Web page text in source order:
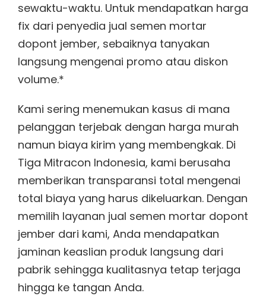
sewaktu-waktu. Untuk mendapatkan harga
fix dari penyedia jual semen mortar
dopont jember, sebaiknya tanyakan
langsung mengenai promo atau diskon
volume.*
Kami sering menemukan kasus di mana
pelanggan terjebak dengan harga murah
namun biaya kirim yang membengkak. Di
Tiga Mitracon Indonesia, kami berusaha
memberikan transparansi total mengenai
total biaya yang harus dikeluarkan. Dengan
memilih layanan jual semen mortar dopont
jember dari kami, Anda mendapatkan
jaminan keaslian produk langsung dari
pabrik sehingga kualitasnya tetap terjaga
hingga ke tangan Anda.